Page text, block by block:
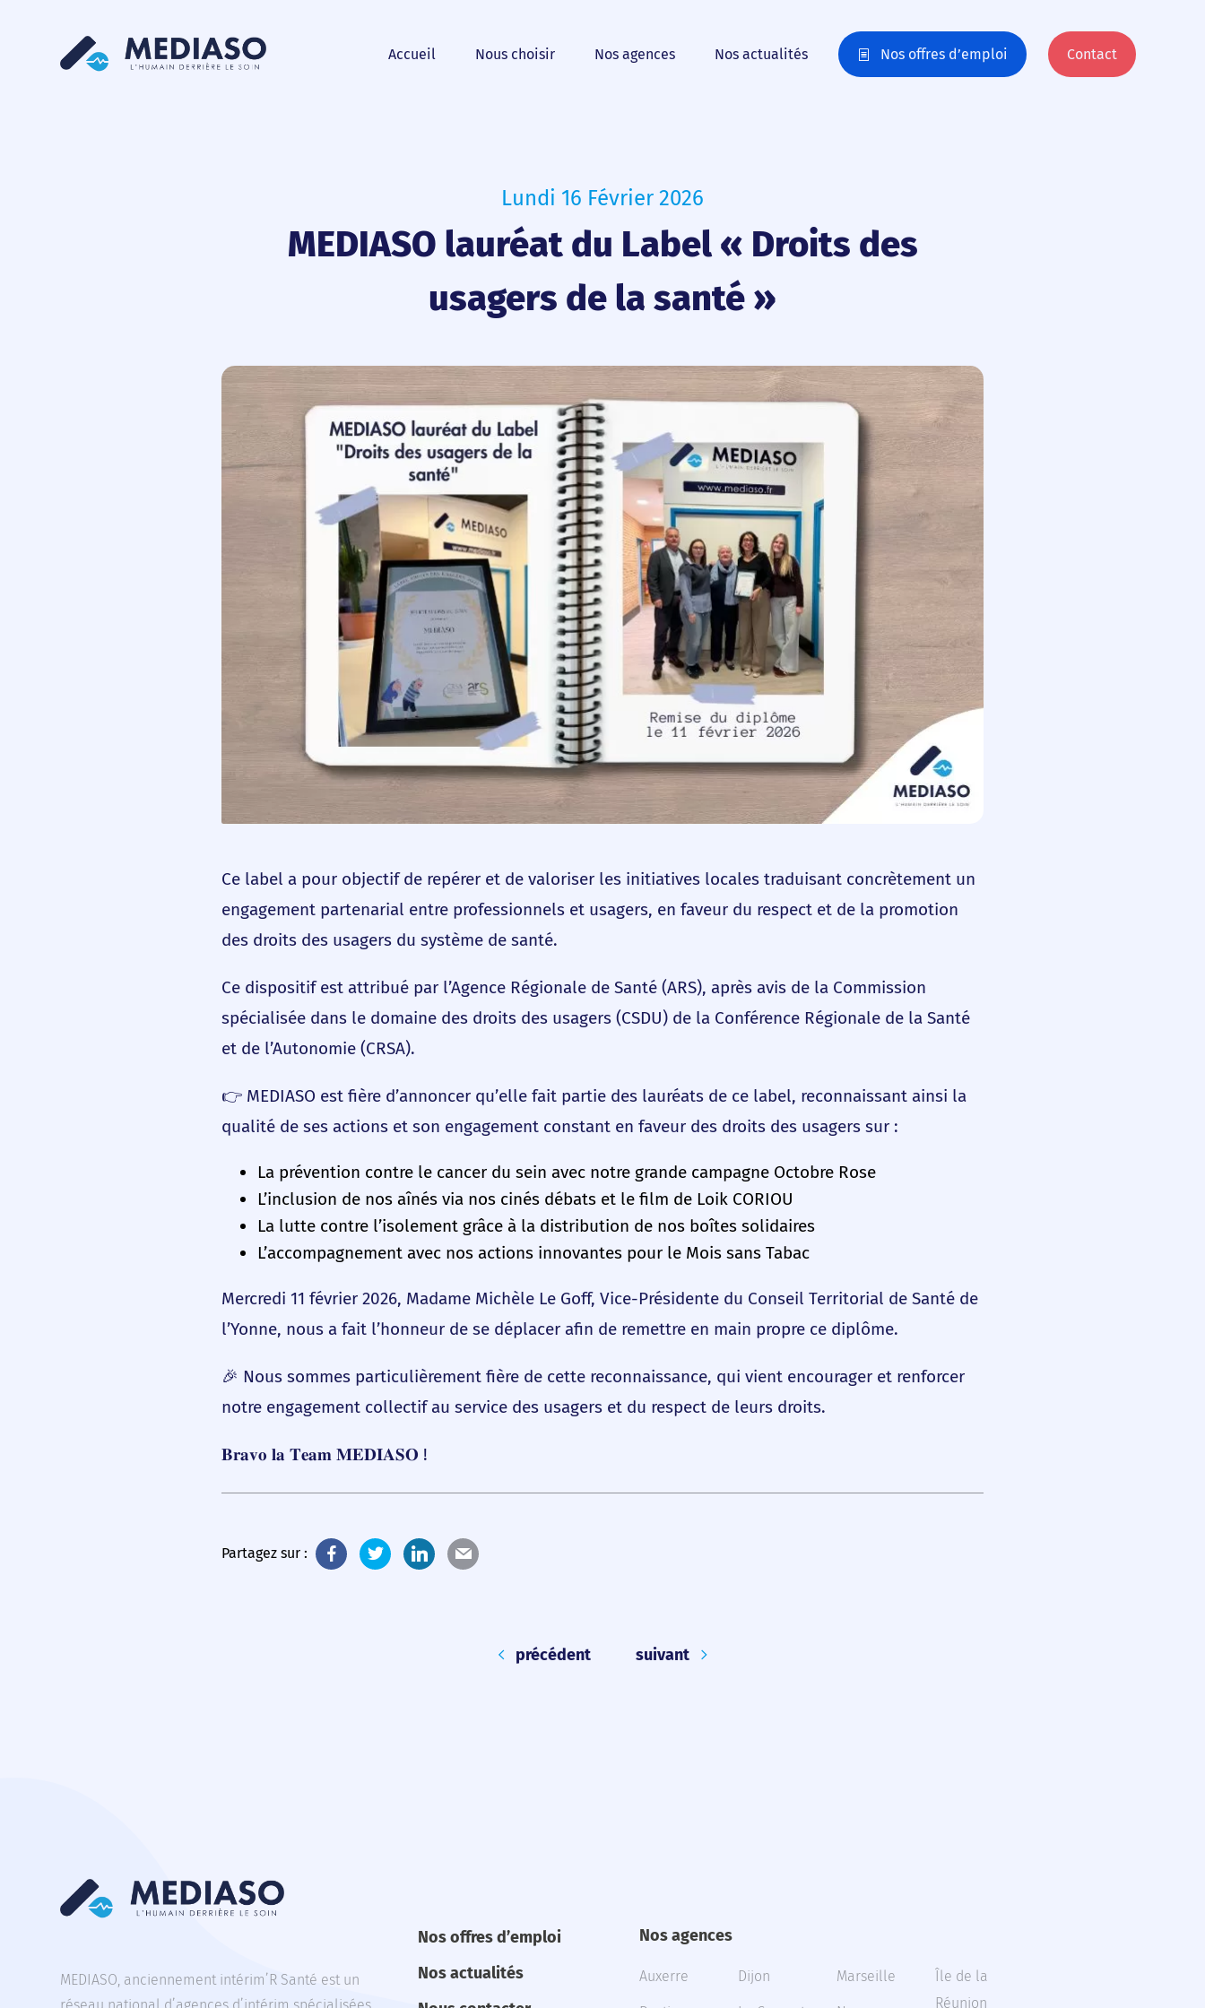
Accueil Nous choisir Nos agences Nos actualités Nos offres d’emploi Contact
Lundi 16 Février 2026
MEDIASO lauréat du Label « Droits des
usagers de la santé »
Ce label a pour objectif de repérer et de valoriser les initiatives locales traduisant concrètement un
engagement partenarial entre professionnels et usagers, en faveur du respect et de la promotion
des droits des usagers du système de santé.
Ce dispositif est attribué par l’Agence Régionale de Santé (ARS), après avis de la Commission
spécialisée dans le domaine des droits des usagers (CSDU) de la Conférence Régionale de la Santé
et de l’Autonomie (CRSA).
👉 MEDIASO est fière d’annoncer qu’elle fait partie des lauréats de ce label, reconnaissant ainsi la
qualité de ses actions et son engagement constant en faveur des droits des usagers sur :
La prévention contre le cancer du sein avec notre grande campagne Octobre Rose
L’inclusion de nos aînés via nos cinés débats et le film de Loik CORIOU
La lutte contre l’isolement grâce à la distribution de nos boîtes solidaires
L’accompagnement avec nos actions innovantes pour le Mois sans Tabac
Mercredi 11 février 2026, Madame Michèle Le Goff, Vice-Présidente du Conseil Territorial de Santé de
l’Yonne, nous a fait l’honneur de se déplacer afin de remettre en main propre ce diplôme.
🎉 Nous sommes particulièrement fière de cette reconnaissance, qui vient encourager et renforcer
notre engagement collectif au service des usagers et du respect de leurs droits.
𝐁𝐫𝐚𝐯𝐨 𝐥𝐚 𝐓𝐞𝐚𝐦 𝐌𝐄𝐃𝐈𝐀𝐒𝐎 !
Partagez sur :
précédent suivant
MEDIASO, anciennement intérim’R Santé est un
Nos offres d’emploi
Nos actualités
Nos agences
Auxerre Dijon Marseille
Île de la
Réunion